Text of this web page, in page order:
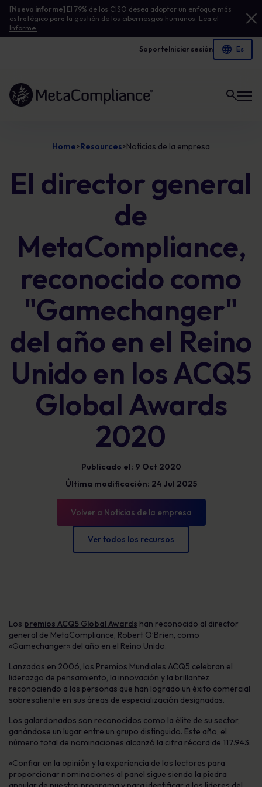
[Nuevo informe] El 79% de los CISO desea adoptar un enfoque más
estratégico para la gestión de los ciberriesgos humanos. Lea el
Informe.
SoporteIniciar sesión
Enlace a la página de inicio
Home>Resources>Noticias de la empresa
El director general
de
MetaCompliance,
reconocido como
"Gamechanger"
del año en el Reino
Unido en los ACQ5
Global Awards
2020
Publicado el: 9 Oct 2020
Última modificación: 24 Jul 2025
Volver a Noticias de la empresa
Ver todos los recursos
Los premios ACQ5 Global Awards han reconocido al director
general de MetaCompliance, Robert O’Brien, como
«Gamechanger» del año en el Reino Unido.
Lanzados en 2006, los Premios Mundiales ACQ5 celebran el
liderazgo de pensamiento, la innovación y la brillantez
reconociendo a las personas que han logrado un éxito comercial
sobresaliente en sus áreas de especialización designadas.
Los galardonados son reconocidos como la élite de su sector,
ganándose un lugar entre un grupo distinguido. Este año, el
número total de nominaciones alcanzó la cifra récord de 117.943.
«Confiar en la opinión y la experiencia de los lectores para
proporcionar nominaciones al panel sigue siendo la piedra